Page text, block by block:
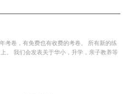
考卷，有免费也有收费的考卷。 所有新的练
。 我们会发表关于华小，升学，亲子教养等